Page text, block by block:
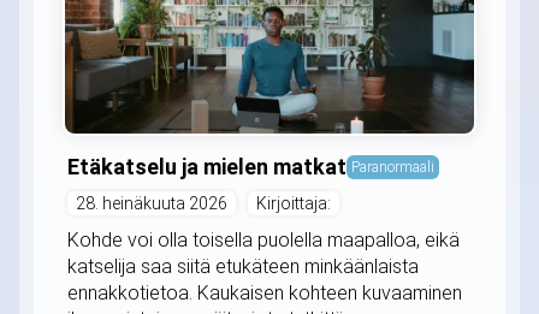
Etäkatselu ja mielen matkat Paranormaali
28. heinäkuuta 2026 Kirjoittaja:
Kohde voi olla toisella puolella maapalloa, eikä
katselija saa siitä etukäteen minkäänlaista
ennakkotietoa. Kaukaisen kohteen kuvaaminen